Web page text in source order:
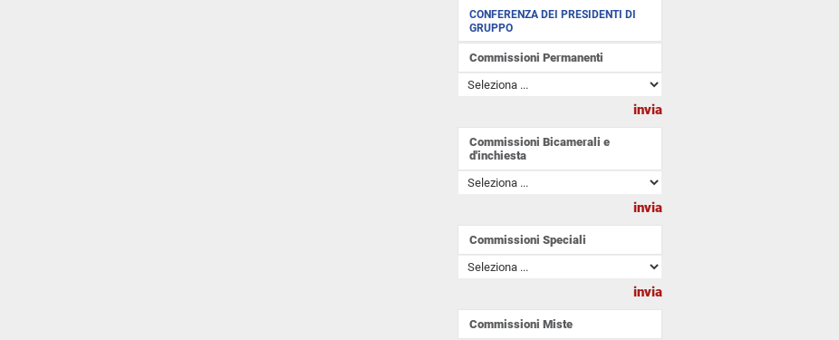
CONFERENZA DEI PRESIDENTI DI
GRUPPO
Commissioni Permanenti
Commissioni Bicamerali e
d'inchiesta
Commissioni Speciali
Commissioni Miste